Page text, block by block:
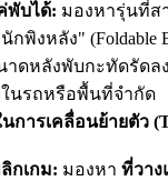
พับได้: มองหารุ่นที่ส
พิงหลัง" (Foldable
าดหลังพับกะทัดรัดล
ในรถหรือพื้นที่จำกัด
การเคลื่อนย้ายตัว
กเกม: มองหา ที่วาง